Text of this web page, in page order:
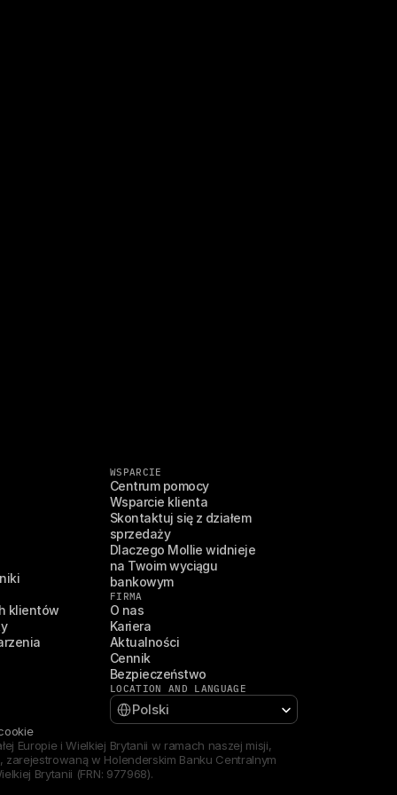
klientów
WSPARCIE
Centrum pomocy
Wsparcie klienta
Skontaktuj się z działem
sprzedaży
Dlaczego Mollie widnieje
na Twoim wyciągu
bankowym
FIRMA
O nas
Kariera
Aktualności
Cennik
Bezpieczeństwo
LOCATION AND LANGUAGE
Select Language
Polski
Europie i Wielkiej Brytanii w ramach naszej misji,
w Holenderskim Banku Centralnym
Brytanii (FRN: 977968).